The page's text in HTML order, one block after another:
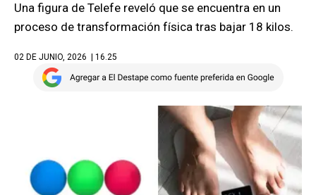
Una figura de Telefe reveló que se encuentra en un
proceso de transformación física tras bajar 18 kilos.
02 DE JUNIO, 2026 | 16.25